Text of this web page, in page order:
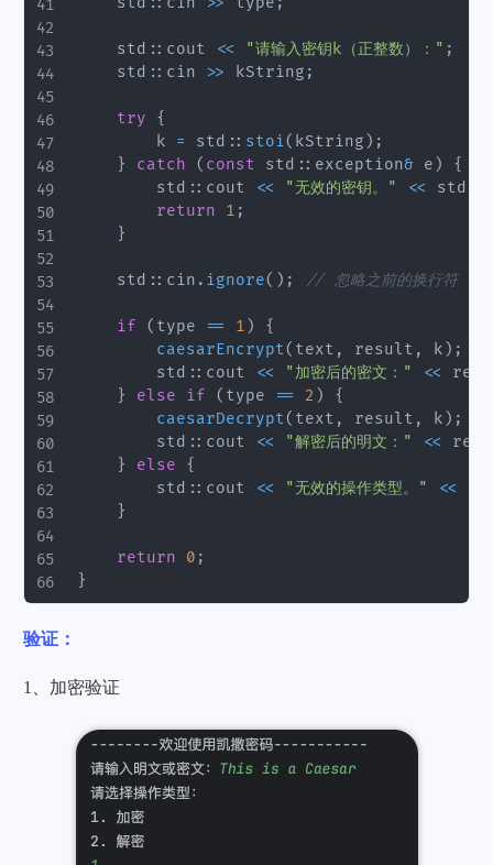
    std
:: cout << "请输入密钥k（正整数）：" ;
    std
:: cin >> kString ;
try
{
        k
= std :: stoi( kString ) ;
}
catch ( const std :: exception& e )
{
        std
:: cout << "无效的密钥。" << std
return
1 ;
}
    std
:: cin . ignore( ) ; // 忽略之前的换行符
if ( type == 1 )
{
caesarEncrypt( text , result , k ) ;
        std
:: cout << "加密后的密文：" <<
}
else if ( type == 2 )
{
caesarDecrypt( text , result , k ) ;
        std
:: cout << "解密后的明文：" <<
}
else
{
        std
:: cout << "无效的操作类型。" <<
}
return 0 ;
}
验证：
1、加密验证